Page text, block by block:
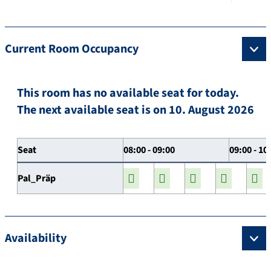
Current Room Occupancy
This room has no available seat for today.
The next available seat is on 10. August 2026
Seat 08:00 - 09:00 09:00 -
Pal_Präp
Availability